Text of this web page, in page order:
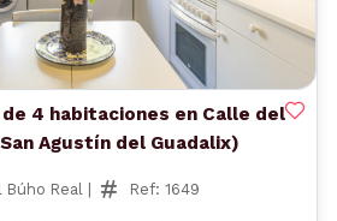
4 habitaciones en Calle del
Agustín del Guadalix)
Real | Ref: 1649